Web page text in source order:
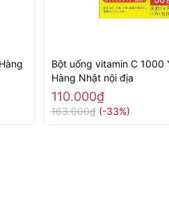
Bột uống vitamin C 1000
Hàng Nhật nội địa
110.000₫
163.000₫ (-33%)